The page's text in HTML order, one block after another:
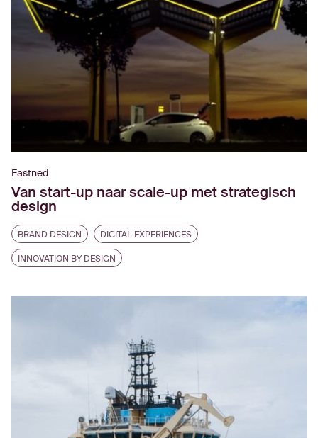
Fastned
Van start-up naar scale-up met strategisch
design
BRAND DESIGN DIGITAL EXPERIENCES
INNOVATION BY DESIGN